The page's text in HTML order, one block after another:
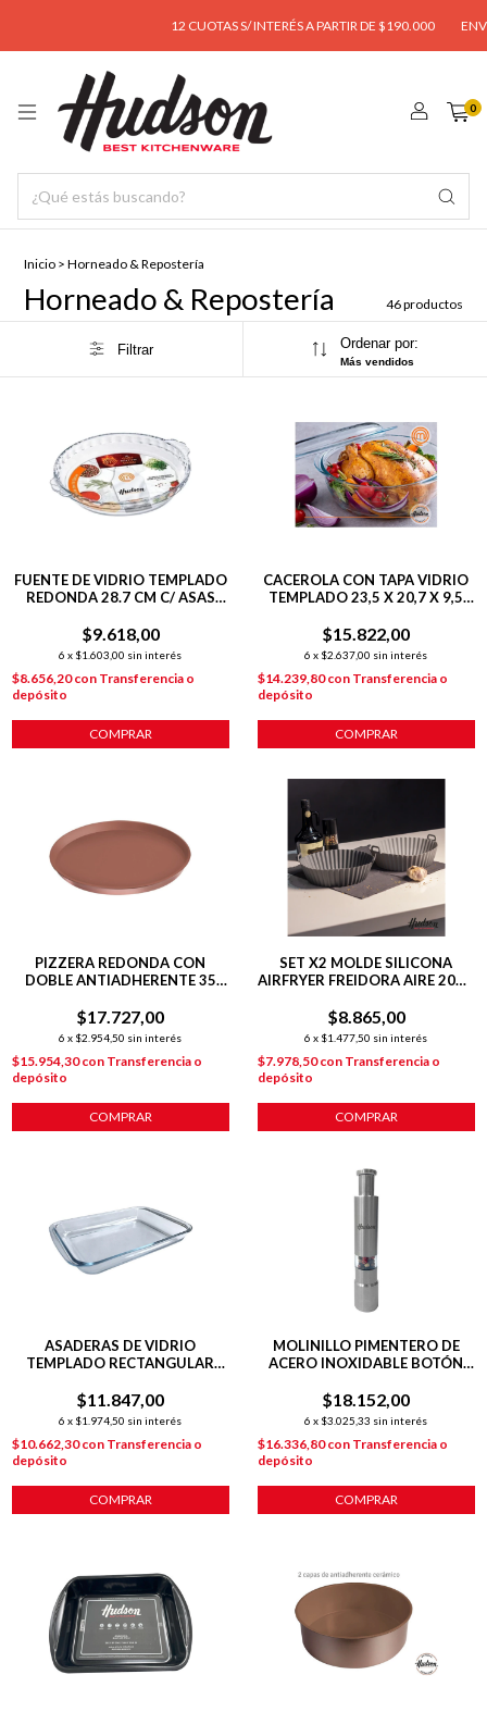
12 CUOTAS S/ INTERÉS A PARTIR DE $190.000 ENVÍO
0
Inicio > Horneado & Repostería
Horneado & Repostería 46 productos
Filtrar Ordenar por:
Más vendidos
FUENTE DE VIDRIO TEMPLADO
REDONDA 28.7 CM C/ ASAS
$9.618,00
6 x $1.603,00 sin interés
$8.656,20con Transferencia o
depósito
COMPRAR
CACEROLA CON TAPA VIDRIO
TEMPLADO 23,5 X 20,7 X 9,5
$15.822,00
6 x $2.637,00 sin interés
$14.239,80con Transferencia o
depósito
COMPRAR
PIZZERA REDONDA CON
DOBLE ANTIADHERENTE 35
$17.727,00
6 x $2.954,50 sin interés
$15.954,30con Transferencia o
depósito
COMPRAR
SET X2 MOLDE SILICONA
AIRFRYER FREIDORA AIRE 20X6
$8.865,00
6 x $1.477,50 sin interés
$7.978,50con Transferencia o
depósito
COMPRAR
ASADERAS DE VIDRIO
TEMPLADO RECTANGULAR
$11.847,00
6 x $1.974,50 sin interés
$10.662,30con Transferencia o
depósito
COMPRAR
MOLINILLO PIMENTERO DE
ACERO INOXIDABLE BOTÓN
$18.152,00
6 x $3.025,33 sin interés
$16.336,80con Transferencia o
depósito
COMPRAR